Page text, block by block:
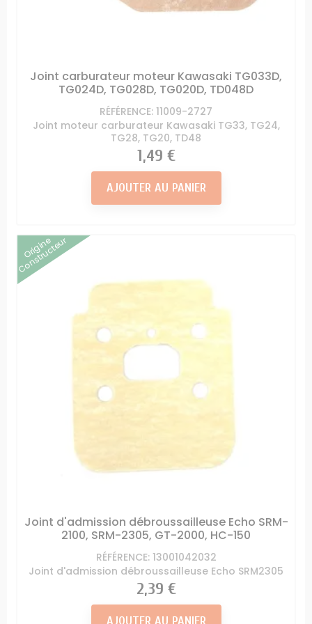
Joint carburateur moteur Kawasaki TG033D,
TG024D, TG028D, TG020D, TD048D
RÉFÉRENCE: 11009-2727
Joint moteur carburateur Kawasaki TG33, TG24,
TG28, TG20, TD48
Prix
1,49 €
AJOUTER AU PANIER
Origine
Constructeur
Joint d'admission débroussailleuse Echo SRM-
2100, SRM-2305, GT-2000, HC-150
RÉFÉRENCE: 13001042032
Joint d'admission débroussailleuse Echo SRM2305
Prix
2,39 €
AJOUTER AU PANIER